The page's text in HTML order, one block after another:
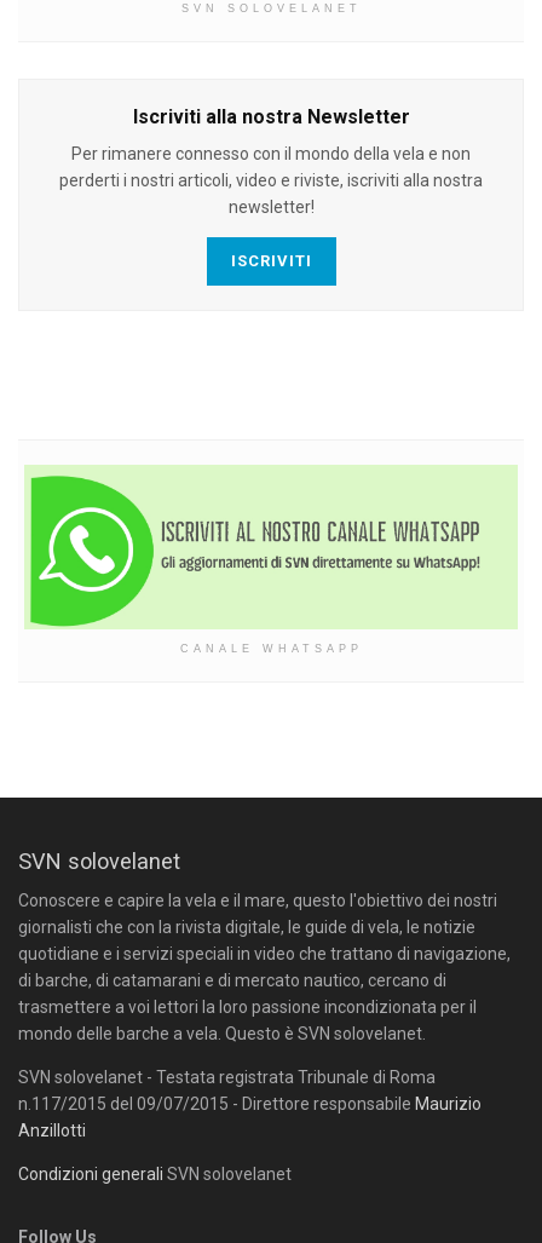
SVN SOLOVELANET
Iscriviti alla nostra Newsletter
Per rimanere connesso con il mondo della vela e non
perderti i nostri articoli, video e riviste, iscriviti alla nostra
newsletter!
ISCRIVITI
CANALE WHATSAPP
SVN solovelanet
Conoscere e capire la vela e il mare, questo l'obiettivo dei nostri
giornalisti che con la rivista digitale, le guide di vela, le notizie
quotidiane e i servizi speciali in video che trattano di navigazione,
di barche, di catamarani e di mercato nautico, cercano di
trasmettere a voi lettori la loro passione incondizionata per il
mondo delle barche a vela. Questo è SVN solovelanet.
SVN solovelanet - Testata registrata Tribunale di Roma
n.117/2015 del 09/07/2015 - Direttore responsabile Maurizio
Anzillotti
Condizioni generali SVN solovelanet
Follow Us